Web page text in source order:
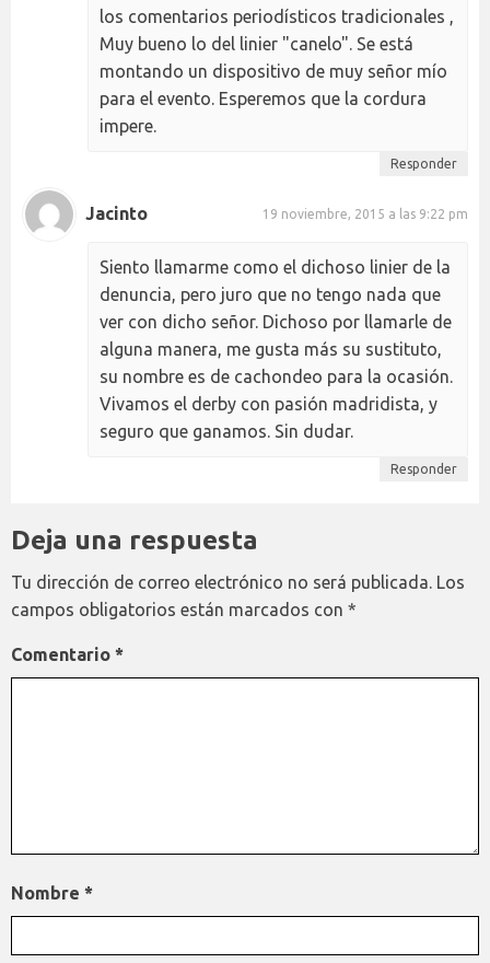
los comentarios periodísticos tradicionales ,
Muy bueno lo del linier "canelo". Se está
montando un dispositivo de muy señor mío
para el evento. Esperemos que la cordura
impere.
Responder
Jacinto 19 noviembre, 2015 a las 9:22 pm
Siento llamarme como el dichoso linier de la
denuncia, pero juro que no tengo nada que
ver con dicho señor. Dichoso por llamarle de
alguna manera, me gusta más su sustituto,
su nombre es de cachondeo para la ocasión.
Vivamos el derby con pasión madridista, y
seguro que ganamos. Sin dudar.
Responder
Deja una respuesta
Tu dirección de correo electrónico no será publicada. Los
campos obligatorios están marcados con *
Comentario *
Nombre *